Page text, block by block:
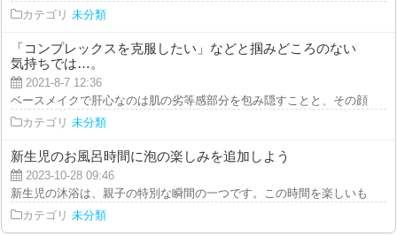
カテゴリ 未分類
「コンプレックスを克服したい」などと掴みどころのない
気持ちでは…。
2021-8-7 12:36
ベースメイクで肝心なのは肌の劣等感部分を包み隠すことと、その顔に立
カテゴリ 未分類
新生児のお風呂時間に泡の楽しみを追加しよう
2023-10-28 09:46
新生児の沐浴は、親子の特別な瞬間の一つです。この時間を楽しいものに
カテゴリ 未分類